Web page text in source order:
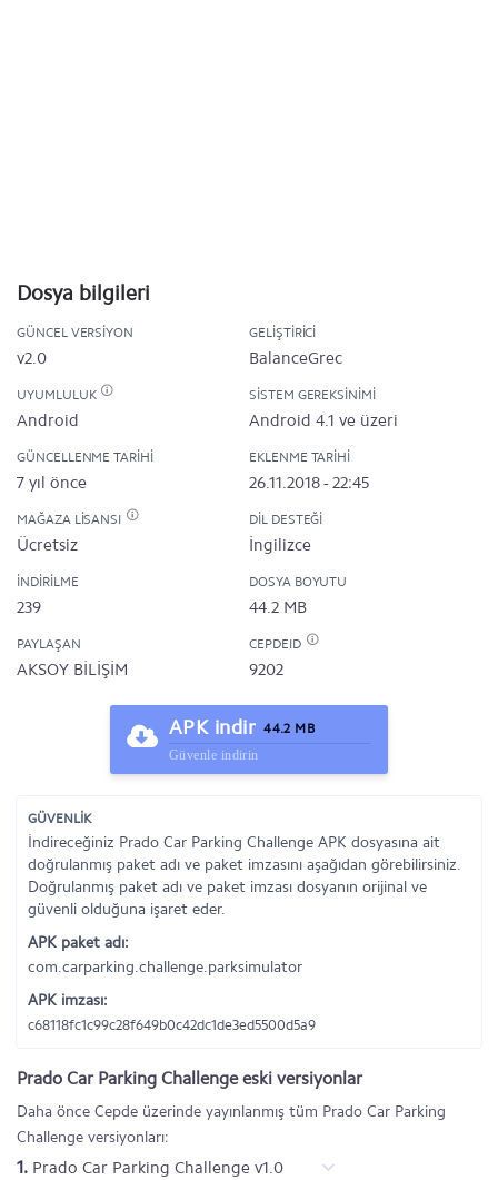
Dosya bilgileri
GÜNCEL VERSIYON
v2.0
GELIŞTIRICI
BalanceGrec
UYUMLULUK
Android
SISTEM GEREKSINIMI
Android 4.1 ve üzeri
GÜNCELLENME TARIHI
7 yıl önce
EKLENME TARIHI
26.11.2018 - 22:45
MAĞAZA LISANSI
Ücretsiz
DIL DESTEĞI
İngilizce
İNDIRILME
239
DOSYA BOYUTU
44.2 MB
PAYLAŞAN
AKSOY BİLİŞİM
CEPDEID
9202
APK indir 44.2 MB
Güvenle indirin
GÜVENLİK
İndireceğiniz Prado Car Parking Challenge APK dosyasına ait
doğrulanmış paket adı ve paket imzasını aşağıdan görebilirsiniz.
Doğrulanmış paket adı ve paket imzası dosyanın orijinal ve
güvenli olduğuna işaret eder.
APK paket adı:
com.carparking.challenge.parksimulator
APK imzası:
c68118fc1c99c28f649b0c42dc1de3ed5500d5a9
Prado Car Parking Challenge eski versiyonlar
Daha önce Cepde üzerinde yayınlanmış tüm Prado Car Parking
Challenge versiyonları:
1. Prado Car Parking Challenge v1.0